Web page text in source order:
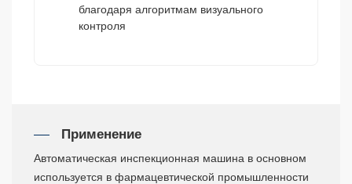
благодаря алгоритмам визуального
контроля
Применение
Автоматическая инспекционная машина в основном
используется в фармацевтической промышленности